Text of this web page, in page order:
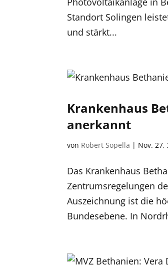
Standort Solingen
und stärkt...
Krankenhaus
anerkannt
von Robert Sopella | Nov. 27,
Das Krankenhaus
Zentrumsregelungen
Auszeichnung ist die
Bundesebene. In